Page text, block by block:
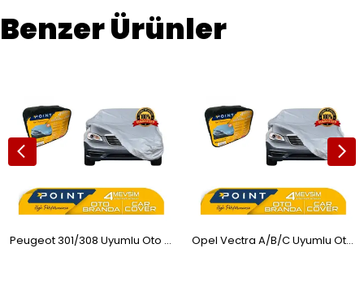
Benzer Ürünler
Peugeot 301/308 Uyumlu Oto Araba Brandası Koruyucu Örtü 4 Mevsim SD3 Opel Vectra A/B/C Uyumlu Oto Araba Brandası Koruyucu Örtü 4 Mevsim SD3